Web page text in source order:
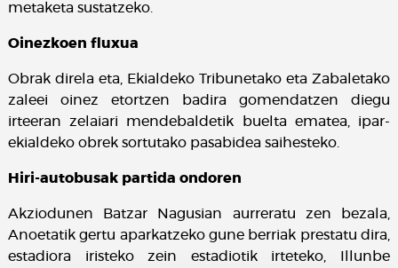
metaketa sustatzeko.
Oinezkoen fluxua
Obrak direla eta, Ekialdeko Tribunetako eta Zabaletako
zaleei oinez etortzen badira gomendatzen diegu
irteeran zelaiari mendebaldetik buelta ematea, ipar-
ekialdeko obrek sortutako pasabidea saihesteko.
Hiri-autobusak partida ondoren
Akziodunen Batzar Nagusian aurreratu zen bezala,
Anoetatik gertu aparkatzeko gune berriak prestatu dira,
estadiora iristeko zein estadiotik irteteko, Illunbe